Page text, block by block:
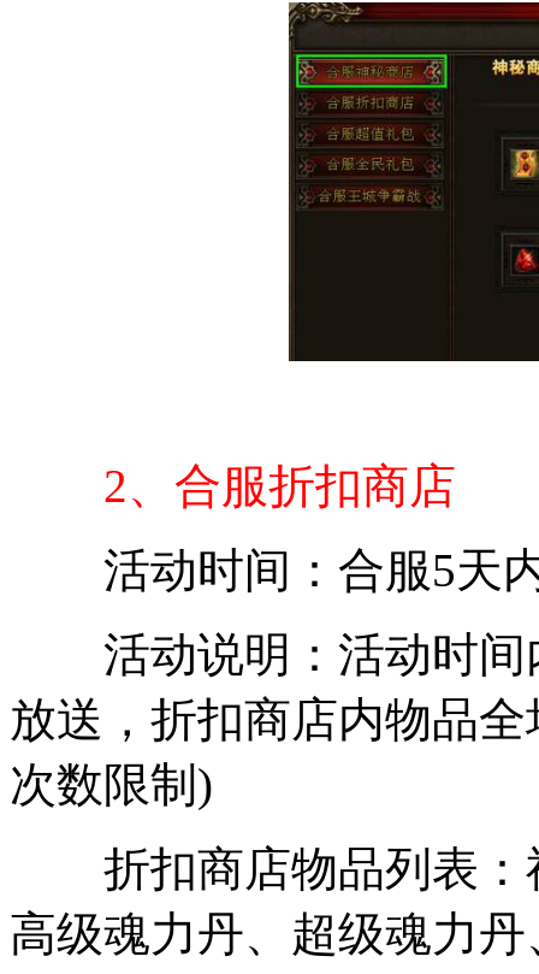
2、合服折扣商店
活动时间：合服5天
活动说明：活动时间
放送，折扣商店内物品
次数限制)
折扣商店物品列表：
高级魂力丹、超级魂力